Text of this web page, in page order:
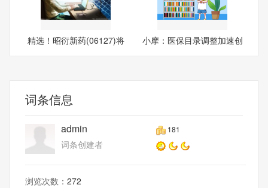
精选！昭衍新药(06127)将
小摩：医保目录调整加速创
词条信息
admin 181
词条创建者
浏览次数： 272